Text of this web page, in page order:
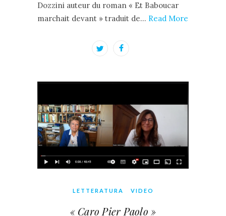
Dozzini auteur du roman « Et Baboucar
marchait devant » traduit de… Read More
LETTERATURA VIDEO
« Caro Pier Paolo »